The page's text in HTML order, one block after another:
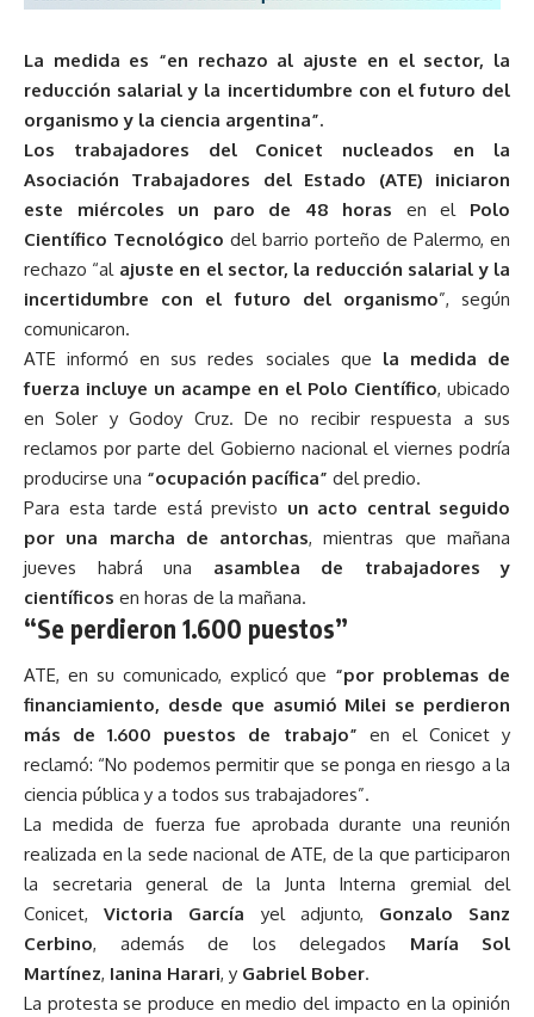
La medida es “en rechazo al ajuste en el sector, la
reducción salarial y la incertidumbre con el futuro del
organismo y la ciencia argentina”.
Los trabajadores del Conicet nucleados en la
Asociación Trabajadores del Estado (ATE) iniciaron
este miércoles un paro de 48 horas en el Polo
Científico Tecnológico del barrio porteño de Palermo, en
rechazo “al ajuste en el sector, la reducción salarial y la
incertidumbre con el futuro del organismo”, según
comunicaron.
ATE informó en sus redes sociales que la medida de
fuerza incluye un acampe en el Polo Científico, ubicado
en Soler y Godoy Cruz. De no recibir respuesta a sus
reclamos por parte del Gobierno nacional el viernes podría
producirse una “ocupación pacífica” del predio.
Para esta tarde está previsto un acto central seguido
por una marcha de antorchas, mientras que mañana
jueves habrá una asamblea de trabajadores y
científicos en horas de la mañana.
“Se perdieron 1.600 puestos”
ATE, en su comunicado, explicó que “por problemas de
financiamiento, desde que asumió Milei se perdieron
más de 1.600 puestos de trabajo” en el Conicet y
reclamó: “No podemos permitir que se ponga en riesgo a la
ciencia pública y a todos sus trabajadores”.
La medida de fuerza fue aprobada durante una reunión
realizada en la sede nacional de ATE, de la que participaron
la secretaria general de la Junta Interna gremial del
Conicet,Victoria García yel adjunto, Gonzalo Sanz
Cerbino, además de los delegados María Sol
Martínez, Ianina Harari, y Gabriel Bober.
La protesta se produce en medio del impacto en la opinión